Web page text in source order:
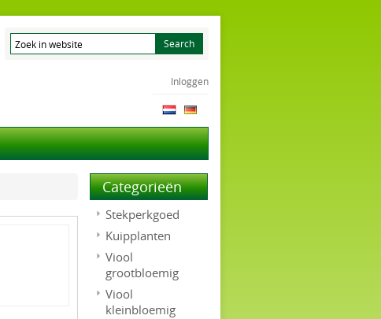
Inloggen
Categorieën
Stekperkgoed
Kuipplanten
Viool
grootbloemig
Viool
kleinbloemig